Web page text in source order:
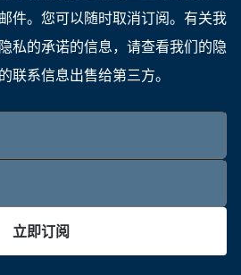
件。您可以随时取消订阅。有关我
私的承诺的信息，请查看我们的隐
联系信息出售给第三方。
立即订阅